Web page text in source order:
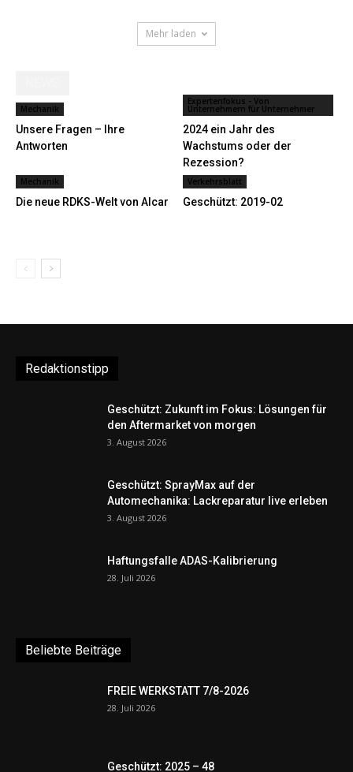
Mehr laden
Mechanik
Unsere Fragen – Ihre
Antworten
Expertenfokus - Von
Unternehmern für Unternehmer
2024 ein Jahr des
Wachstums oder der
Rezession?
Mechanik
Die neue RDKS-Welt von Alcar
Verkehrsblatt
Geschützt: 2019-02
Redaktionstipp
Geschützt: Zukunft im Fokus: Lösungen für
den Aftermarket von morgen
3. August 2026
Geschützt: SprayMax auf der
Automechanika: Lackreparatur live erleben
3. August 2026
Haftungsfalle ADAS-Kalibrierung
28. Juli 2026
Beliebte Beiträge
FREIE WERKSTATT 7/8-2026
28. Juli 2026
Geschützt: 2025 – 48